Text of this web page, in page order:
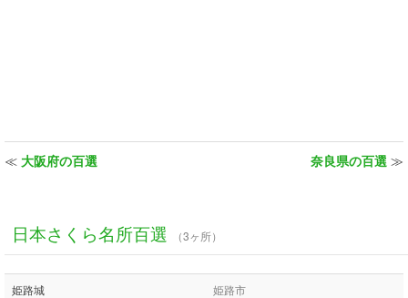
≪ 大阪府の百選 奈良県の百選 ≫
日本さくら名所百選 （3ヶ所）
姫路城 姫路市